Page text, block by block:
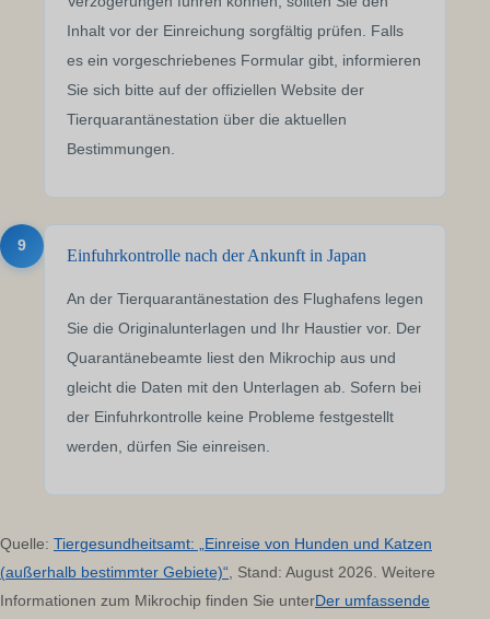
Inhalt vor der Einreichung sorgfältig prüfen. Falls
es ein vorgeschriebenes Formular gibt, informieren
Sie sich bitte auf der offiziellen Website der
Tierquarantänestation über die aktuellen
Bestimmungen.
9
Einfuhrkontrolle nach der Ankunft in Japan
An der Tierquarantänestation des Flughafens legen
Sie die Originalunterlagen und Ihr Haustier vor. Der
Quarantänebeamte liest den Mikrochip aus und
gleicht die Daten mit den Unterlagen ab. Sofern bei
der Einfuhrkontrolle keine Probleme festgestellt
werden, dürfen Sie einreisen.
Quelle: Tiergesundheitsamt: „Einreise von Hunden und Katzen
(außerhalb bestimmter Gebiete)“ , Stand: August 2026. Weitere
Informationen zum Mikrochip finden Sie unterDer umfassende